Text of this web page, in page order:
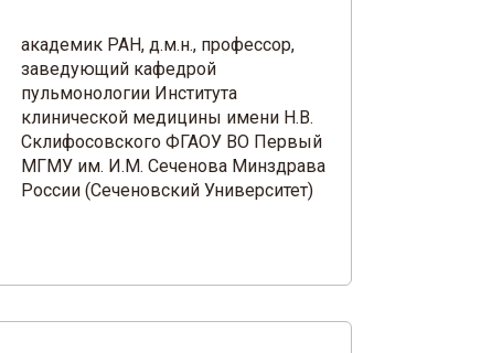
академик РАН, д.м.н., профессор,
заведующий кафедрой
пульмонологии Института
клинической медицины имени Н.В.
Склифосовского ФГАОУ ВО Первый
МГМУ им. И.М. Сеченова Минздрава
России (Сеченовский Университет)